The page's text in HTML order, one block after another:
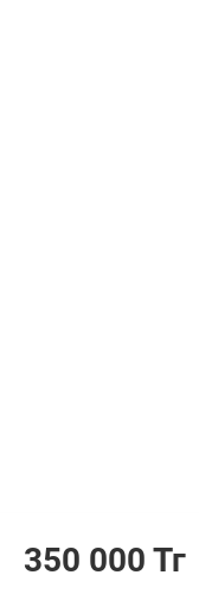
350 000 Тг